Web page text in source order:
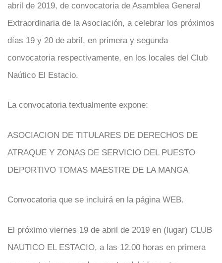
abril de 2019, de convocatoria de Asamblea General
Extraordinaria de la Asociación, a celebrar los próximos
días 19 y 20 de abril, en primera y segunda
convocatoria respectivamente, en los locales del Club
Naútico El Estacio.
La convocatoria textualmente expone:
ASOCIACION DE TITULARES DE DERECHOS DE
ATRAQUE Y ZONAS DE SERVICIO DEL PUESTO
DEPORTIVO TOMAS MAESTRE DE LA MANGA
Convocatoria que se incluirá en la página WEB.
El próximo viernes 19 de abril de 2019 en (lugar) CLUB
NAUTICO EL ESTACIO, a las 12.00 horas en primera